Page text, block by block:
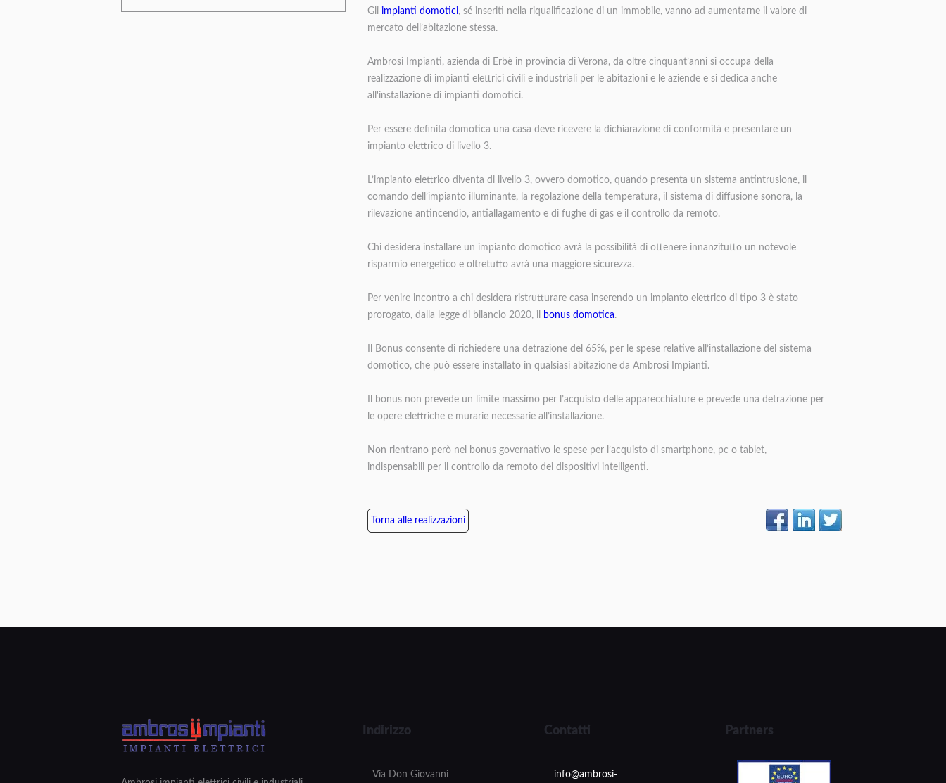
Gli impianti domotici, sé inseriti nella riqualificazione di un immobile, vanno ad aumentarne il valore di
mercato dell’abitazione stessa.
Ambrosi Impianti, azienda di Erbè in provincia di Verona, da oltre cinquant’anni si occupa della
realizzazione di impianti elettrici civili e industriali per le abitazioni e le aziende e si dedica anche
all'installazione di impianti domotici.
Per essere definita domotica una casa deve ricevere la dichiarazione di conformità e presentare un
impianto elettrico di livello 3.
L’impianto elettrico diventa di livello 3, ovvero domotico, quando presenta un sistema antintrusione, il
comando dell’impianto illuminante, la regolazione della temperatura, il sistema di diffusione sonora, la
rilevazione antincendio, antiallagamento e di fughe di gas e il controllo da remoto.
Chi desidera installare un impianto domotico avrà la possibilità di ottenere innanzitutto un notevole
risparmio energetico e oltretutto avrà una maggiore sicurezza.
Per venire incontro a chi desidera ristrutturare casa inserendo un impianto elettrico di tipo 3 è stato
prorogato, dalla legge di bilancio 2020, il
bonus domotica.
Il Bonus consente di richiedere una detrazione del 65%, per le spese relative all’installazione del sistema
domotico, che può essere installato in qualsiasi abitazione da Ambrosi Impianti.
Il bonus non prevede un limite massimo per l’acquisto delle apparecchiature e prevede una detrazione per
le opere elettriche e murarie necessarie all’installazione.
Non rientrano però nel bonus governativo le spese per l’acquisto di smartphone, pc o tablet,
indispensabili per il controllo da remoto dei dispositivi intelligenti.
Torna alle realizzazioni
Indirizzo
Via Don Giovanni
Contatti
info@ambrosi-
Partners